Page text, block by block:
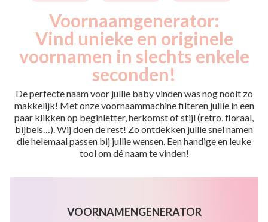
Voornaamgenerator:
Vind unieke en originele
voornamen in slechts enkele
seconden!
De perfecte naam voor jullie baby vinden was nog nooit zo
makkelijk! Met onze voornaammachine filteren jullie in een
paar klikken op beginletter, herkomst of stijl (retro, floraal,
bijbels…). Wij doen de rest! Zo ontdekken jullie snel namen
die helemaal passen bij jullie wensen. Een handige en leuke
tool om dé naam te vinden!
VOORNAMENGENERATOR